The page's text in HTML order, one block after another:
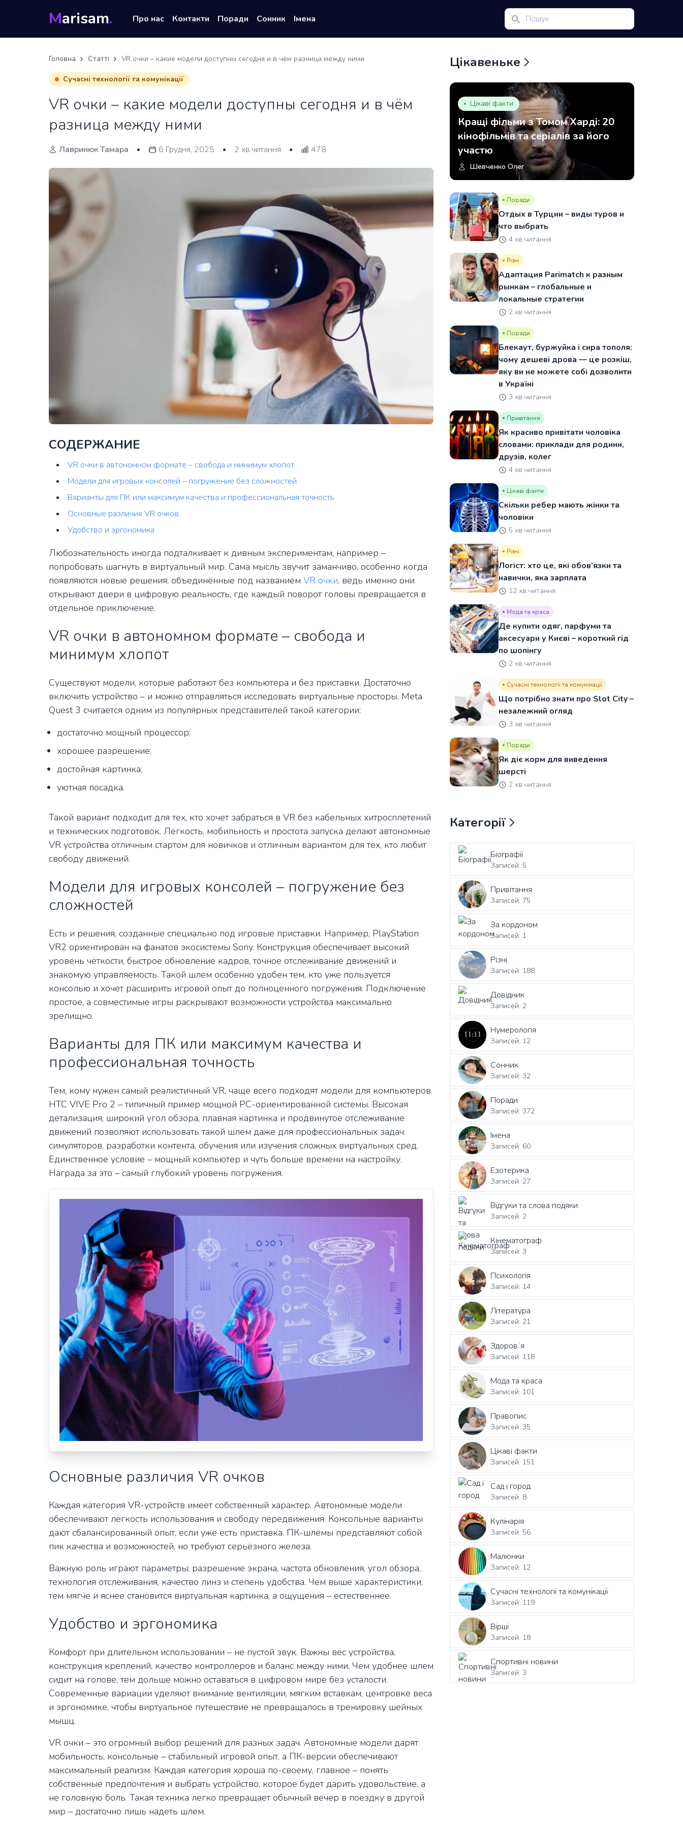
Marisam. Про нас Контакти Поради Сонник Імена
Головна Статті VR очки – какие модели доступны сегодня и в чём разница между ними
Сучасні технології та комунікації
VR очки – какие модели доступны сегодня и в чём
разница между ними
Лавринюк Тамара • 6 Грудня, 2025 • 2 хв.читання • 478
СОДЕРЖАНИЕ
VR очки в автономном формате – свобода и минимум хлопот
Модели для игровых консолей – погружение без сложностей
Варианты для ПК или максимум качества и профессиональная точность
Основные различия VR очков
Удобство и эргономика
Любознательность иногда подталкивает к дивным экспериментам, например –
попробовать шагнуть в виртуальный мир. Сама мысль звучит заманчиво, особенно когда
появляются новые решения, объединённые под названием VR очки, ведь именно они
открывают двери в цифровую реальность, где каждый поворот головы превращается в
отдельное приключение.
VR очки в автономном формате – свобода и
минимум хлопот
Существуют модели, которые работают без компьютера и без приставки. Достаточно
включить устройство – и можно отправляться исследовать виртуальные просторы. Meta
Quest 3 считается одним из популярных представителей такой категории:
достаточно мощный процессор;
хорошее разрешение;
достойная картинка;
уютная посадка.
Такой вариант подходит для тех, кто хочет забраться в VR без кабельных хитросплетений
и технических подготовок. Лёгкость, мобильность и простота запуска делают автономные
VR устройства отличным стартом для новичков и отличным вариантом для тех, кто любит
свободу движений.
Модели для игровых консолей – погружение без
сложностей
Есть и решения, созданные специально под игровые приставки. Например, PlayStation
VR2 ориентирован на фанатов экосистемы Sony. Конструкция обеспечивает высокий
уровень чёткости, быстрое обновление кадров, точное отслеживание движений и
знакомую управляемость. Такой шлем особенно удобен тем, кто уже пользуется
консолью и хочет расширить игровой опыт до полноценного погружения. Подключение
простое, а совместимые игры раскрывают возможности устройства максимально
зрелищно.
Варианты для ПК или максимум качества и
профессиональная точность
Тем, кому нужен самый реалистичный VR, чаще всего подходят модели для компьютеров.
HTC VIVE Pro 2 – типичный пример мощной PC-ориентированной системы. Высокая
детализация, широкий угол обзора, плавная картинка и продвинутое отслеживание
движений позволяют использовать такой шлем даже для профессиональных задач:
симуляторов, разработки контента, обучения или изучения сложных виртуальных сред.
Единственное условие – мощный компьютер и чуть больше времени на настройку.
Награда за это – самый глубокий уровень погружения.
Основные различия VR очков
Каждая категория VR-устройств имеет собственный характер. Автономные модели
обеспечивают лёгкость использования и свободу передвижения. Консольные варианты
дают сбалансированный опыт, если уже есть приставка. ПК-шлемы представляют собой
пик качества и возможностей, но требуют серьёзного железа.
Важную роль играют параметры: разрешение экрана, частота обновления, угол обзора,
технология отслеживания, качество линз и степень удобства. Чем выше характеристики,
тем мягче и яснее становится виртуальная картинка, а ощущения – естественнее.
Удобство и эргономика
Комфорт при длительном использовании – не пустой звук. Важны вес устройства,
конструкция креплений, качество контроллеров и баланс между ними. Чем удобнее шлем
сидит на голове, тем дольше можно оставаться в цифровом мире без усталости.
Современные вариации уделяют внимание вентиляции, мягким вставкам, центровке веса
и эргономике, чтобы виртуальное путешествие не превращалось в тренировку шейных
мышц.
VR очки – это огромный выбор решений для разных задач. Автономные модели дарят
мобильность, консольные – стабильный игровой опыт, а ПК-версии обеспечивают
максимальный реализм. Каждая категория хороша по-своему, главное – понять
собственные предпочтения и выбрать устройство, которое будет дарить удовольствие, а
не головную боль. Такая техника легко превращает обычный вечер в поездку в другой
мир – достаточно лишь надеть шлем.
Цікавеньке
Цікаві факти
Кращі фільми з Томом Харді: 20
кінофільмів та серіалів за його
участю
Шевченко Олег
Поради
Отдых в Турции – виды туров и
что выбрать
4 хв.читання
Різні
Адаптация Parimatch к разным
рынкам – глобальные и
локальные стратегии
2 хв.читання
Поради
Блекаут, буржуйка і сира тополя:
чому дешеві дрова — це розкіш,
яку ви не можете собі дозволити
в Україні
3 хв.читання
Привітання
Як красиво привітати чоловіка
словами: приклади для родини,
друзів, колег
4 хв.читання
Цікаві факти
Скільки ребер мають жінки та
чоловіки
5 хв.читання
Різні
Логіст: хто це, які обов’язки та
навички, яка зарплата
12 хв.читання
Мода та краса
Де купити одяг, парфуми та
аксесуари у Києві – короткий гід
по шопінгу
2 хв.читання
Сучасні технології та комунікації
Що потрібно знати про Slot City –
незалежний огляд
3 хв.читання
Поради
Як діє корм для виведення
шерсті
2 хв.читання
Категорії
Біографії
Записей: 5
Привітання
Записей: 75
За кордоном
Записей: 1
Різні
Записей: 188
Довідник
Записей: 2
Нумерологія
Записей: 12
Сонник
Записей: 32
Поради
Записей: 372
Імена
Записей: 60
Езотерика
Записей: 27
Відгуки та слова подяки
Записей: 2
Кінематограф
Записей: 3
Психологія
Записей: 14
Література
Записей: 21
Здоровʼя
Записей: 118
Мода та краса
Записей: 101
Правопис
Записей: 35
Цікаві факти
Записей: 151
Сад і город
Записей: 8
Кулінарія
Записей: 56
Малюнки
Записей: 12
Сучасні технології та комунікації
Записей: 119
Вірші
Записей: 18
Спортивні новини
Записей: 3